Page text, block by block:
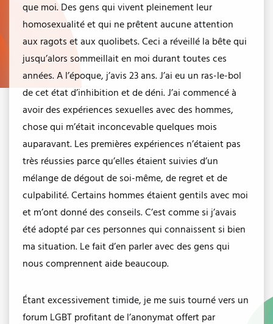
que moi. Des gens qui vivent pleinement leur
homosexualité et qui ne prêtent aucune attention
aux ragots et aux quolibets. Ceci a réveillé la bête qui
jusqu’alors sommeillait en moi durant toutes ces
années. A l’époque, j’avis 23 ans. J’ai eu un ras-le-bol
de cet état d’inhibition et de déni. J’ai commencé à
avoir des expériences sexuelles avec des hommes,
chose qui m’était inconcevable quelques mois
auparavant. Les premières expériences n’étaient pas
très réussies parce qu’elles étaient suivies d’un
mélange de dégout de soi-même, de regret et de
culpabilité. Certains hommes étaient gentils avec moi
et m’ont donné des conseils. C’est comme si j’avais
été adopté par ces personnes qui connaissent si bien
ma situation. Le fait d’en parler avec des gens qui
nous comprennent aide beaucoup.
Étant excessivement timide, je me suis tourné vers un
forum LGBT profitant de l’anonymat offert par